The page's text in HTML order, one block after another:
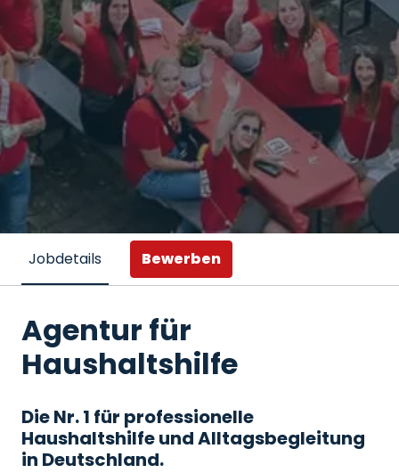
Jobdetails Bewerben
Agentur für
Haushaltshilfe
Die Nr. 1 für professionelle
Haushaltshilfe und Alltagsbegleitung
in Deutschland.